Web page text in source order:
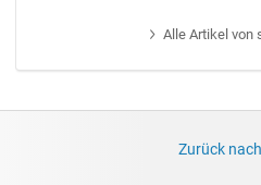
AlleArtikel von
Zurück